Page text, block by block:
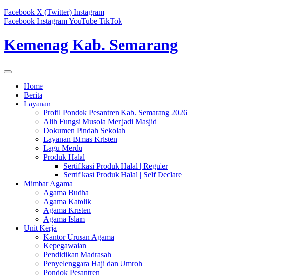
Facebook X (Twitter) Instagram
Facebook InstagramYouTube TikTok
Kemenag Kab. Semarang
Home
Berita
Layanan
Profil Pondok Pesantren Kab. Semarang 2026
Alih Fungsi Musola Menjadi Masjid
Dokumen Pindah Sekolah
Layanan Bimas Kristen
Lagu Merdu
Produk Halal
Sertifikasi Produk Halal | Reguler
Sertifikasi Produk Halal | Self Declare
Mimbar Agama
Agama Budha
Agama Katolik
Agama Kristen
Agama Islam
Unit Kerja
Kantor Urusan Agama
Kepegawaian
Pendidikan Madrasah
Penyelenggara Haji dan Umroh
Pondok Pesantren